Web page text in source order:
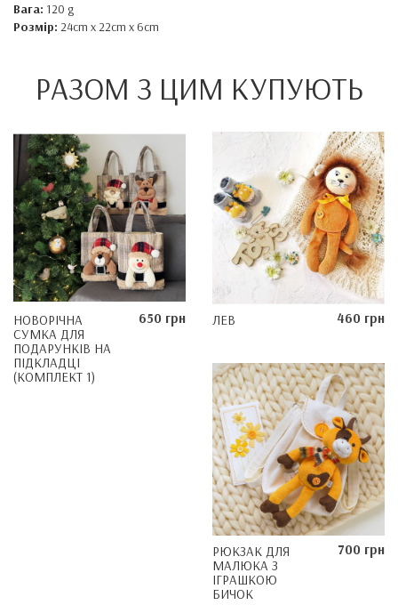
Вага: 120 g
Розмір: 24cm x 22cm x 6cm
РАЗОМ З ЦИМ КУПУЮТЬ
НОВОРІЧНА
СУМКА ДЛЯ
ПОДАРУНКІВ НА
ПІДКЛАДЦІ
(КОМПЛЕКТ 1)
650 грн ЛЕВ 460 грн
РЮКЗАК ДЛЯ
МАЛЮКА З
ІГРАШКОЮ
БИЧОК
700 грн